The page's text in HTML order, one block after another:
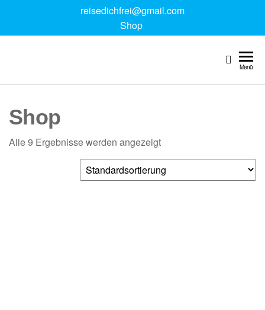
reisedichfrei@gmail.com
Shop
frei
Menü
Shop
Alle 9 Ergebnisse werden angezeigt